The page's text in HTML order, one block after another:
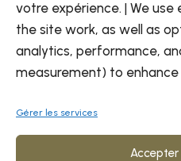
votre expérience. | We
the site work, as well as
analytics, performance,
measurement) to enhance
Gérer les services
FR EN